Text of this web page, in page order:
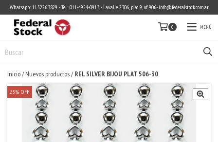
Whatsapp: 11.5226.3829 - Tel.: 011-4954-0913 - Lavalle 2306, piso 9, of 906.-info@federalstock.com.ar
0 MENÚ
Inicio/ Nuevos productos/ REL SILVER BIJOU PLAT 506-30
25% OFF